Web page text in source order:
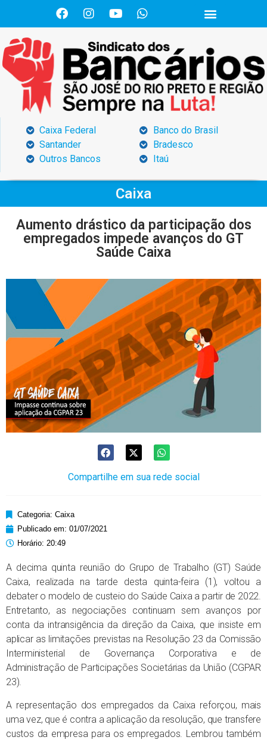
Caixa Federal
Santander
Outros Bancos
Banco do Brasil
Bradesco
Itaú
Caixa
Aumento drástico da participação dos
empregados impede avanços do GT
Saúde Caixa
Compartilhe em sua rede social
Categoria: Caixa
Publicado em: 01/07/2021
Horário: 20:49
A decima quinta reunião do Grupo de Trabalho (GT) Saúde
Caixa, realizada na tarde desta quinta-feira (1), voltou a
debater o modelo de custeio do Saúde Caixa a partir de 2022.
Entretanto, as negociações continuam sem avanços por
conta da intransigência da direção da Caixa, que insiste em
aplicar as limitações previstas na Resolução 23 da Comissão
Interministerial de Governança Corporativa e de
Administração de Participações Societárias da União (CGPAR
23).
A representação dos empregados da Caixa reforçou, mais
uma vez, que é contra a aplicação da resolução, que transfere
custos da empresa para os empregados. Lembrou também